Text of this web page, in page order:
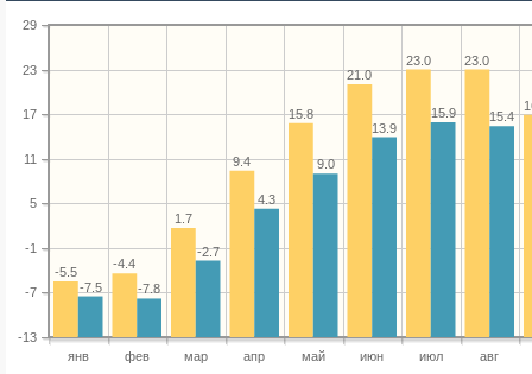
янв фев мар апр май июн июл авг
-13
-7
-1
5
11
17
23
29
23.0
23.0
21.0
15.8
9.4
1.7
-4.4
-5.5
15.4
15.9
13.9
9.0
4.3
-2.7
-7.8
-7.5